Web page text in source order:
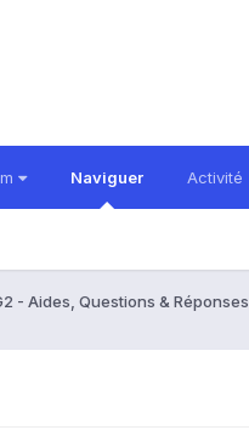
Naviguer Activité
- Aides, Questions & Réponses